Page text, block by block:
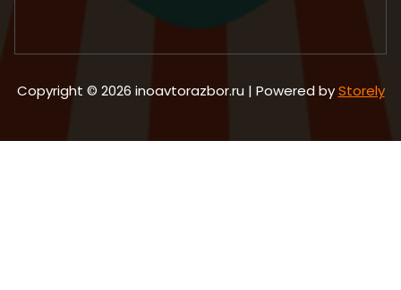
Copyright © 2026 inoavtorazbor.ru | Powered byStorely